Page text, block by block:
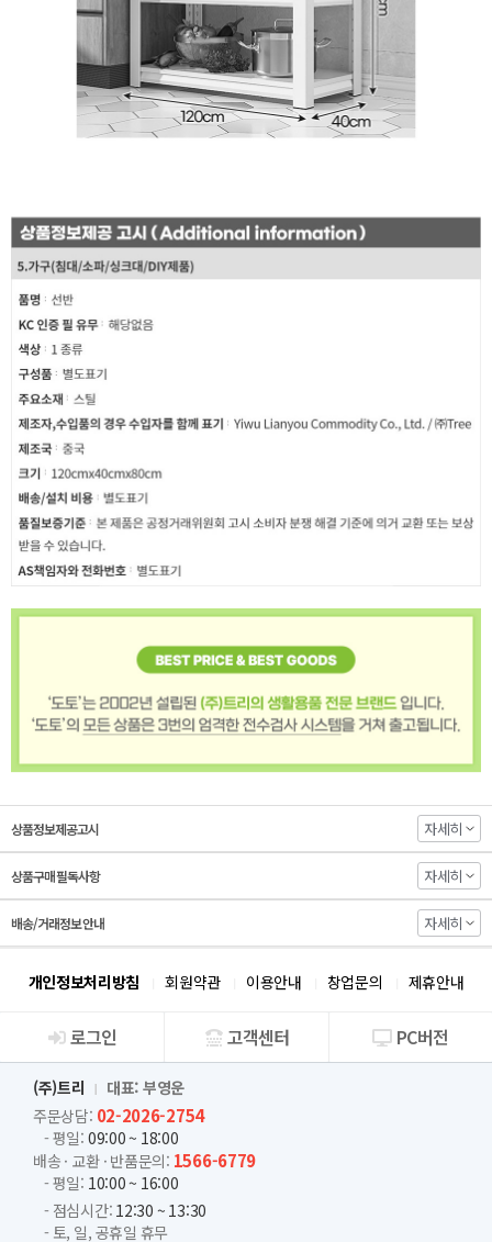
상품정보제공고시 자세히
상품구매 필독사항 자세히
배송/거래정보 안내 자세히
개인정보처리방침 회원약관 이용안내 창업문의 제휴안내
회사소개
로그인 고객센터 PC버전
(주)트리
대표: 부영운
주문상담: 02-2026-2754
- 평일: 09:00 ~ 18:00
배송 · 교환 · 반품문의: 1566-6779
- 평일: 10:00 ~ 16:00
- 점심시간: 12:30 ~ 13:30
- 토, 일, 공휴일 휴무